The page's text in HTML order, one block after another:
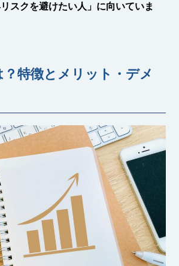
スクを避けたい人」に向いていま
特徴とメリット・デメ